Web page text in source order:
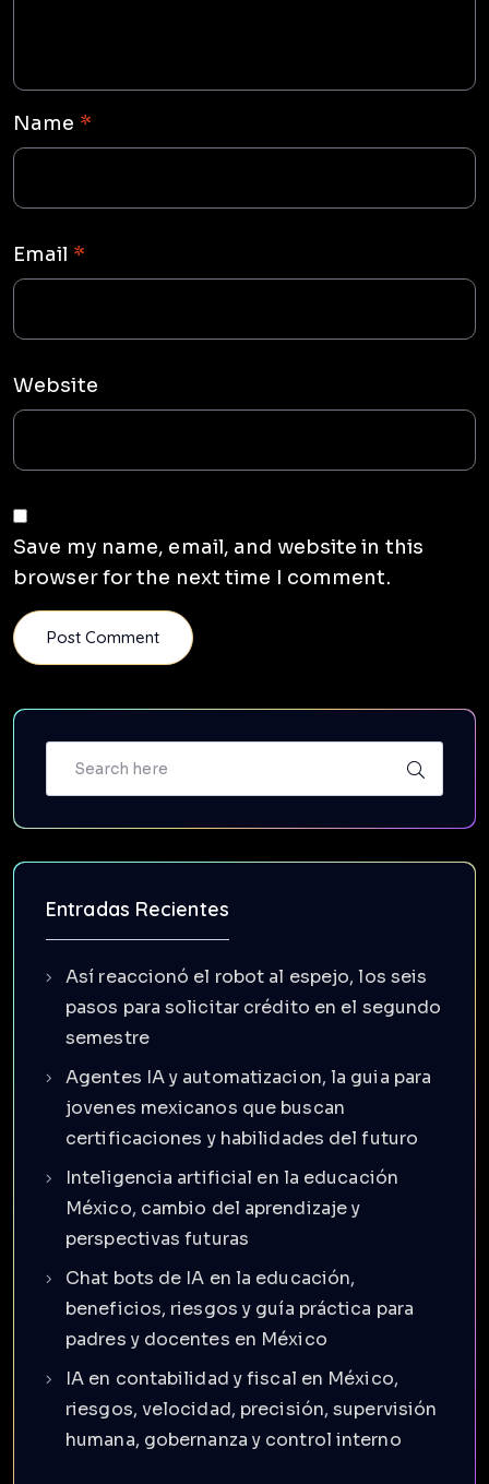
Name *
Email *
Website
Save my name, email, and website in this
browser for the next time I comment.
Entradas Recientes
Así reaccionó el robot al espejo, los seis
pasos para solicitar crédito en el segundo
semestre
Agentes IA y automatizacion, la guia para
jovenes mexicanos que buscan
certificaciones y habilidades del futuro
Inteligencia artificial en la educación
México, cambio del aprendizaje y
perspectivas futuras
Chat bots de IA en la educación,
beneficios, riesgos y guía práctica para
padres y docentes en México
IA en contabilidad y fiscal en México,
riesgos, velocidad, precisión, supervisión
humana, gobernanza y control interno